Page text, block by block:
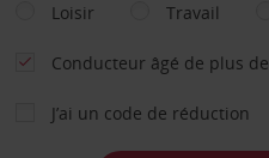
Loisir
Travail
Conducteur âgé de plus
J’ai un code de réduction